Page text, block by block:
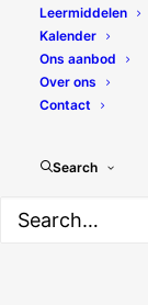
Leermiddelen
Kalender
Ons aanbod
Over ons
Contact
Search
Full